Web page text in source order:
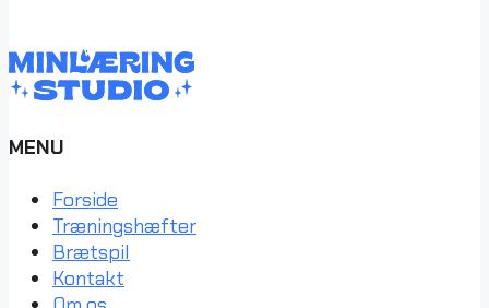
MENU
Forside
Træningshæfter
Brætspil
Kontakt